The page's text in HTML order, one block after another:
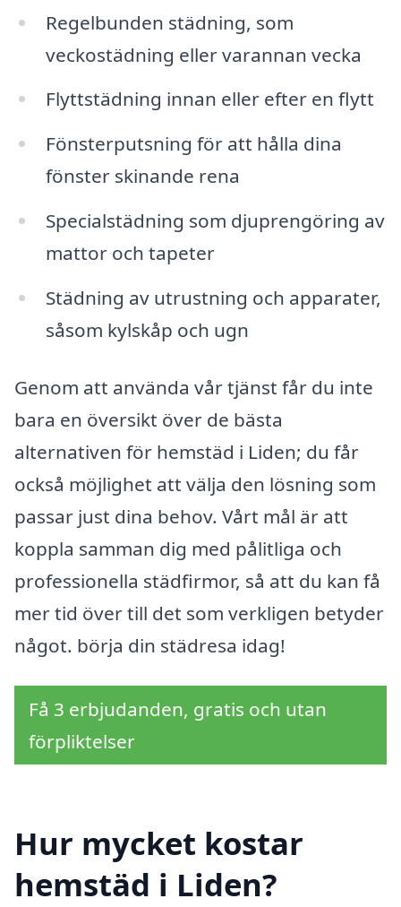
Regelbunden städning, som
veckostädning eller varannan vecka
Flyttstädning innan eller efter en flytt
Fönsterputsning för att hålla dina
fönster skinande rena
Specialstädning som djuprengöring av
mattor och tapeter
Städning av utrustning och apparater,
såsom kylskåp och ugn
Genom att använda vår tjänst får du inte
bara en översikt över de bästa
alternativen för hemstäd i Liden; du får
också möjlighet att välja den lösning som
passar just dina behov. Vårt mål är att
koppla samman dig med pålitliga och
professionella städfirmor, så att du kan få
mer tid över till det som verkligen betyder
något. börja din städresa idag!
Få 3 erbjudanden, gratis och utan
förpliktelser
Hur mycket kostar
hemstäd i Liden?